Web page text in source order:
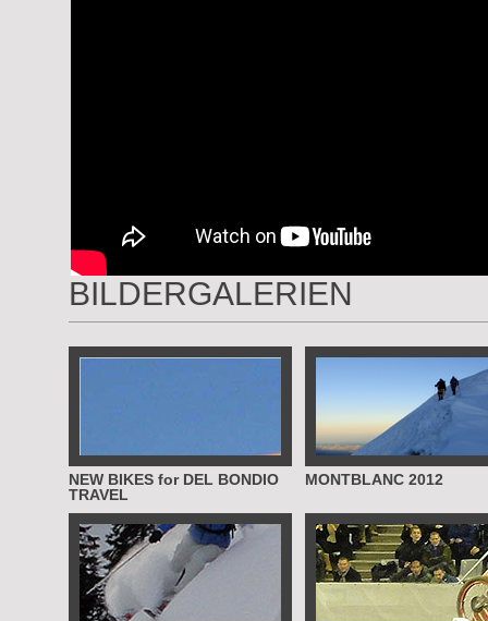
BILDERGALERIEN
NEW BIKES for DEL BONDIO
TRAVEL
MONTBLANC 2012